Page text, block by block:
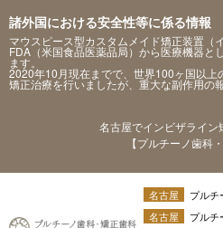
諸外国における安全性等に係る情報
マウスピース型カスタムメイド矯正装置（
FDA（米国食品医薬品局）から医療機器と
ます。
2020年10月現在までで、世界100ヶ国以
矯正治療を行いましたが、重大な副作用の
名古屋でインビザライン
【プルチーノ歯科
名古屋
プル
名古屋
プルチ